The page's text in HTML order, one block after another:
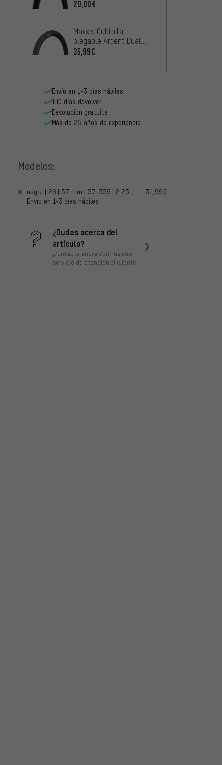
Performance 26"
29,99€
Maxxis Cubierta
plegable Ardent Dual
EXO TR 26"
35,99€
Envío en 1-3 días hábiles
100 días devolver
Devolución gratuita
Más de 25 años de experiencia
Modelos:
negro | 26 | 57 mm | 57-559 | 2.25 ,
Envío en 1-3 días hábiles
31,99€
¿Dudas acerca del
artículo?
¡Contacta ahora con nuestro
servicio de atención al cliente!